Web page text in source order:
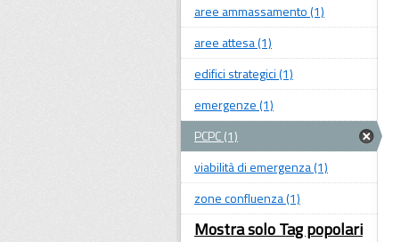
aree ammassamento (1)
aree attesa (1)
edifici strategici (1)
emergenze (1)
PCPC (1)
viabilità di emergenza (1)
zone confluenza (1)
Mostra solo Tag popolari